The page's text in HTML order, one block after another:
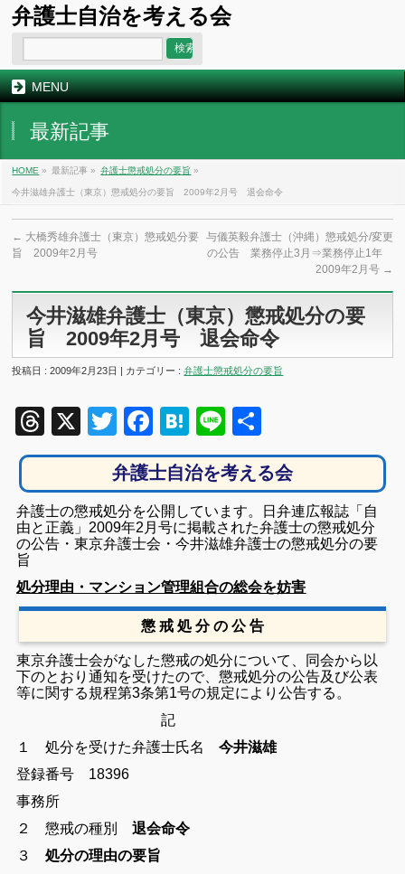
弁護士自治を考える会
MENU
最新記事
HOME » 最新記事 » 弁護士懲戒処分の要旨 »
今井滋雄弁護士（東京）懲戒処分の要旨 2009年2月号 退会命令
← 大橋秀雄弁護士（東京）懲戒処分要
旨 2009年2月号
与儀英毅弁護士（沖縄）懲戒処分/変更
の公告 業務停止3月⇒業務停止1年
2009年2月号 →
今井滋雄弁護士（東京）懲戒処分の要
旨 2009年2月号 退会命令
投稿日 : 2009年2月23日 | カテゴリー :弁護士懲戒処分の要旨
Threads
X TwitterFacebook
Hatena
Line
有
弁護士自治を考える会
弁護士の懲戒処分を公開しています。日弁連広報誌「自
由と正義」2009年2月号に掲載された弁護士の懲戒処分
の公告・東京弁護士会・今井滋雄弁護士の懲戒処分の要
旨
処分理由・マンション管理組合の総会を妨害
懲 戒 処 分 の 公 告
東京弁護士会がなした懲戒の処分について、同会から以
下のとおり通知を受けたので、懲戒処分の公告及び公表
等に関する規程第3条第1号の規定により公告する。
記
１ 処分を受けた弁護士氏名今井滋雄
登録番号 18396
事務所
２ 懲戒の種別退会命令
３処分の理由の要旨